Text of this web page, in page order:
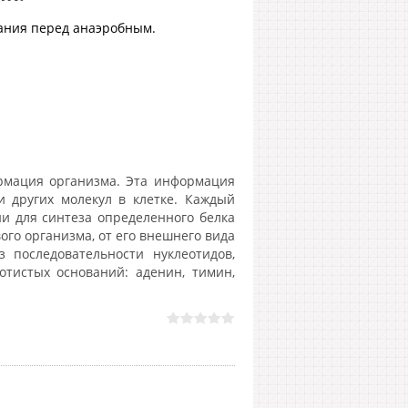
перед анаэробным.
организма. Эта информация
других молекул в клетке. Каждый
для синтеза определенного белка
организма, от его внешнего вида
нуклеотидов,
оснований: аденин, тимин,